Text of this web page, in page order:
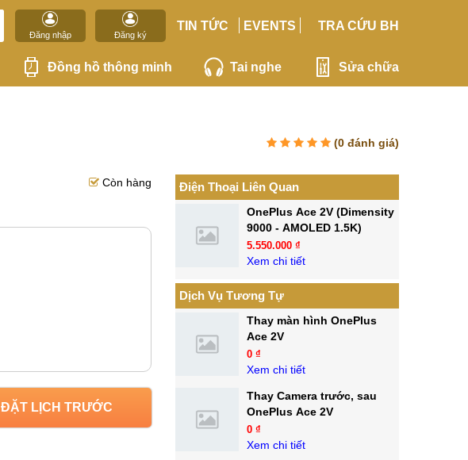
Đăng nhập Đăng ký
TIN TỨC EVENTS TRA CỨU BH
Đồng hồ thông minh Tai nghe Sửa chữa
(0 đánh giá)
Còn hàng
ĐẶT LỊCH TRƯỚC
Điện Thoại Liên Quan
OnePlus Ace 2V (Dimensity
9000 - AMOLED 1.5K)
5.550.000 ₫
Xem chi tiết
Dịch Vụ Tương Tự
Thay màn hình OnePlus
Ace 2V
0 ₫
Xem chi tiết
Thay Camera trước, sau
OnePlus Ace 2V
0 ₫
Xem chi tiết